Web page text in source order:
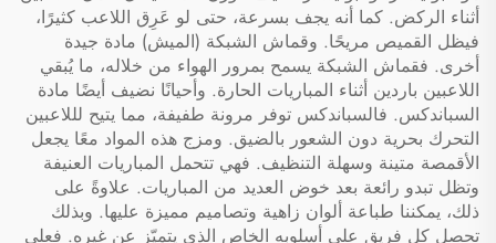
أثناء الركض. كما أنه يجف بسرعة، حتى لو عَرِق اللاعب كثيرًا،
فيظل القميص مريحًا. وقماش الشبكة (الميش) مادة جيدة
أخرى. فقماش الشبكة يسمح بمرور الهواء من خلاله، ما يُبقي
اللاعبين باردين أثناء المباريات الحارة. وأحيانًا نضيف أيضًا مادة
السباندكس. فالسباندكس توفر مرونة طفيفة، مما يتيح لللاعبين
التحرك بحرية دون الشعور بالضيق. ومزج هذه المواد معًا يجعل
الأقمصة متينة وسهلة التنظيف. فهي تتحمل المباريات العنيفة
وتظل تبدو رائعة بعد خوض العديد من المباريات. علاوةً على
ذلك، يمكننا طباعة ألوان زاهية وتصاميم مميزة عليها. وبذلك
تحصل كل فريق على أسلوبه الخاص الذي يتميّز عن غيره. فعلى